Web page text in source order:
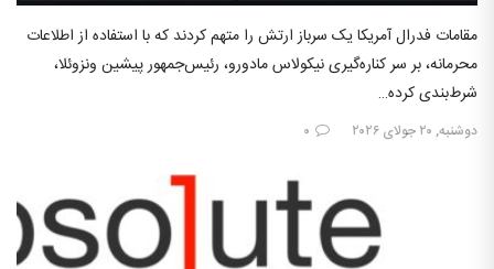
مقامات فدرال آمریکا یک سرباز ارتش را متهم کردند که با استفاده از اطلاعات
محرمانه، بر سر کناره‌گیری نیکولاس مادورو، رئیس‌جمهور پیشین ونزوئلا،
شرط‌بندی کرده…
دوشنبه, ۲۰ جولای ۲۰۲۶ ۰